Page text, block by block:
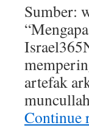
Sumber:
artefak
Continue